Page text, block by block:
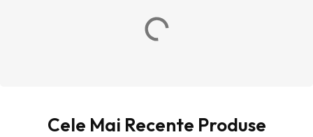
Cele Mai Recente Produse